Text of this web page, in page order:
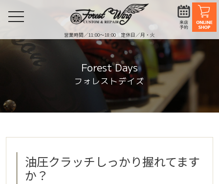
営業時間／11:00〜18:00 定休日／月・火
toggle
Forest Days
フォレストデイズ
油圧クラッチしっかり握れてます
か？